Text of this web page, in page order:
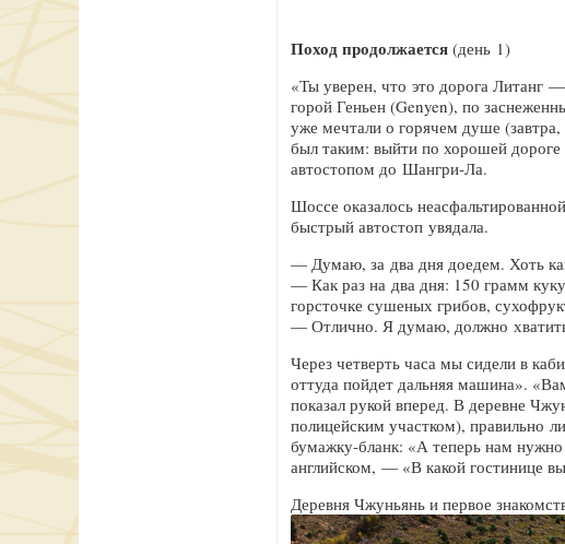
Поход продолжается(день 1)
«Ты уверен, что это дорога Литанг
горой Геньен (Genyen), по
уже мечтали о горячем душе
был таким: выйти по хорошей
автостопом до Шангри-Ла.
Шоссе оказалось
быстрый автостоп увядала.
— Думаю, за два дня доедем. Хоть
— Как раз на два дня: 150 грамм
горсточке сушеных грибов,
— Отлично. Я думаю, должно
Через четверть часа мы сидели в
оттуда пойдет дальняя машина».
показал рукой вперед. В деревне
полицейским участком), правильно
бумажку-бланк: «А теперь нам нужно
английском, — «В какой гостинице
Деревня Чжуньянь и первое